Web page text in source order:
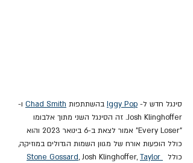
סינגל חדש ל- Iggy Pop בהשתתפות Chad Smith ו-
Josh Klinghoffer. זה הסינגל השני מתוך אלבומו
"Every Loser" אמור לצאת ב-6 בינואר 2023 והוא
כולל הופעות אורח של מגוון השמות הגדולים במוזיקה,
כולל
Stone Gossard, Josh Klinghoffer, Taylor